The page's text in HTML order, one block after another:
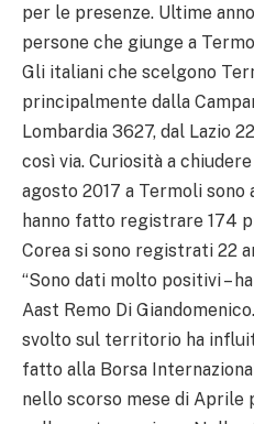
per le presenze. Ultime
persone che giunge a
Gli italiani che scelgono
principalmente dalla
Lombardia 3627, dal Lazio
così via. Curiosità a
agosto 2017 a Termoli
hanno fatto registrare 174
Corea si sono registrati 22
“Sono dati molto positivi –
Aast Remo Di
svolto sul territorio ha
fatto alla Borsa
nello scorso mese di